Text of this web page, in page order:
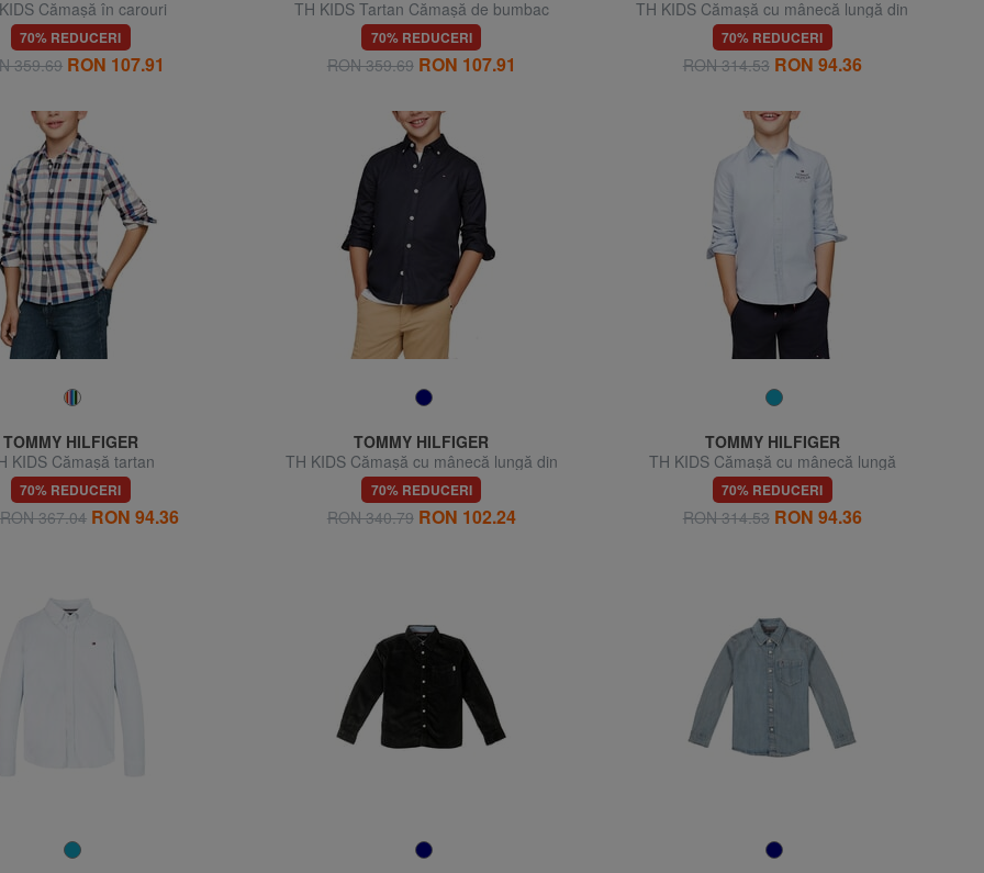
Cămașă în carouri
70% REDUCERI
359.69 RON 107.91
TH KIDS Tartan Cămașă de bumbac
70% REDUCERI
RON 359.69 RON 107.91
TH KIDS Cămașă cu mânecă lungă din
bumbac
70% REDUCERI
RON 314.53 RON 94.36
TOMMY HILFIGER
KIDS Cămașă tartan
70% REDUCERI
367.04 RON 94.36
TOMMY HILFIGER
TH KIDS Cămașă cu mânecă lungă din
bumbac
70% REDUCERI
RON 340.79 RON 102.24
TOMMY HILFIGER
TH KIDS Cămașă cu mânecă lungă
70% REDUCERI
RON 314.53 RON 94.36